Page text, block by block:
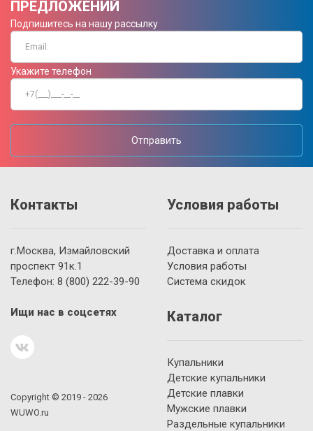
ПРЕДЛОЖЕНИЙ
Подпишитесь на нашу рассылку
Укажите телефон
Отправить
Контакты
г.Москва, Измайловский
проспект 91к.1
Телефон: 8 (800) 222-39-90
Ищи нас в соцсетях
Copyright © 2019 - 2026
WUWO.ru
Условия работы
Доставка и оплата
Условия работы
Система скидок
Каталог
Купальники
Детские купальники
Детские плавки
Мужские плавки
Раздельные купальники